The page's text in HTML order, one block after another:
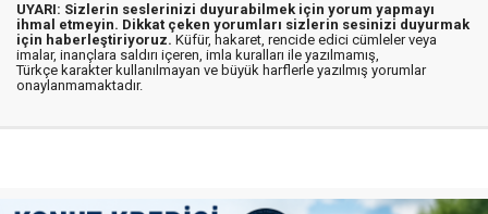
UYARI: Sizlerin seslerinizi duyurabilmek için yorum yapmayı
ihmal etmeyin. Dikkat çeken yorumları sizlerin sesinizi duyurmak
için haberleştiriyoruz. Küfür, hakaret, rencide edici cümleler veya
imalar, inançlara saldırı içeren, imla kuralları ile yazılmamış,
Türkçe karakter kullanılmayan ve büyük harflerle yazılmış yorumlar
onaylanmamaktadır.